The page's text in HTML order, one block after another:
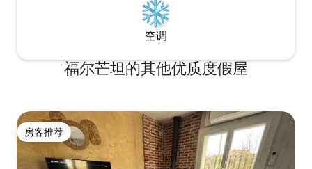
空调
福尔芒坦的其他优质度假屋
房客推荐
房客推荐